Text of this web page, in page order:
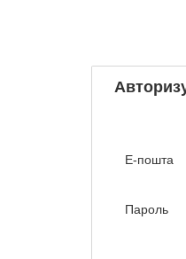
Е-пошта
Пароль